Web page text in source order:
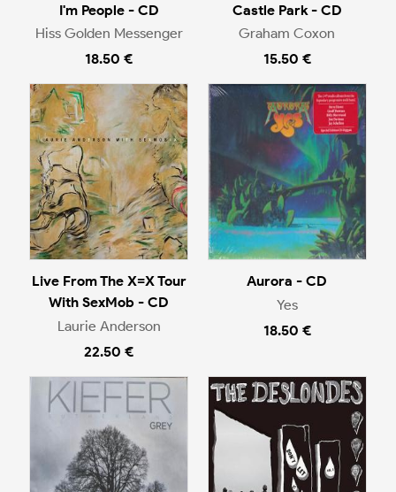
I'm People - CD
Hiss Golden Messenger
18.50 €
Castle Park - CD
Graham Coxon
15.50 €
Live From The X=X Tour
With SexMob - CD
Laurie Anderson
22.50 €
Aurora - CD
Yes
18.50 €